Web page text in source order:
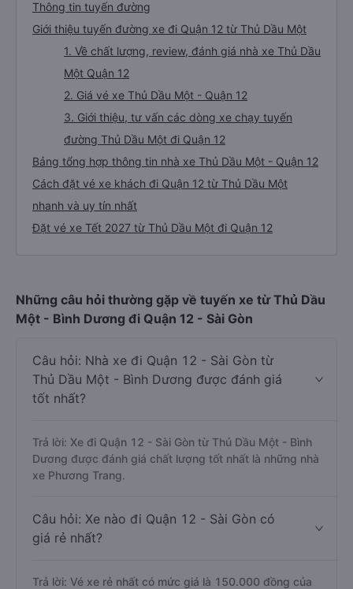
Thông tin tuyến đường
Giới thiệu tuyến đường xe đi Quận 12 từ Thủ Dầu Một
1. Về chất lượng, review, đánh giá nhà xe Thủ Dầu
Một Quận 12
2. Giá vé xe Thủ Dầu Một - Quận 12
3. Giới thiệu, tư vấn các dòng xe chạy tuyến
đường Thủ Dầu Một đi Quận 12
Bảng tổng hợp thông tin nhà xe Thủ Dầu Một - Quận 12
Cách đặt vé xe khách đi Quận 12 từ Thủ Dầu Một
nhanh và uy tín nhất
Đặt vé xe Tết 2027 từ Thủ Dầu Một đi Quận 12
Những câu hỏi thường gặp về tuyến xe từ Thủ Dầu
Một - Bình Dương đi Quận 12 - Sài Gòn
Câu hỏi: Nhà xe đi Quận 12 - Sài Gòn từ
Thủ Dầu Một - Bình Dương được đánh giá
tốt nhất?
Trả lời: Xe đi Quận 12 - Sài Gòn từ Thủ Dầu Một - Bình
Dương được đánh giá chất lượng tốt nhất là những nhà
xe Phương Trang.
Câu hỏi: Xe nào đi Quận 12 - Sài Gòn có
giá rẻ nhất?
Trả lời: Vé xe rẻ nhất có mức giá là 150.000 đồng của